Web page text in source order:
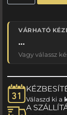
VÁRHATÓ
…
Vagy válassz
Válaszd ki a
A